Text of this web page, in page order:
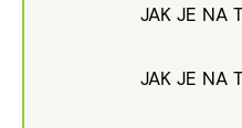
JAK JE NA
JAK JE NA